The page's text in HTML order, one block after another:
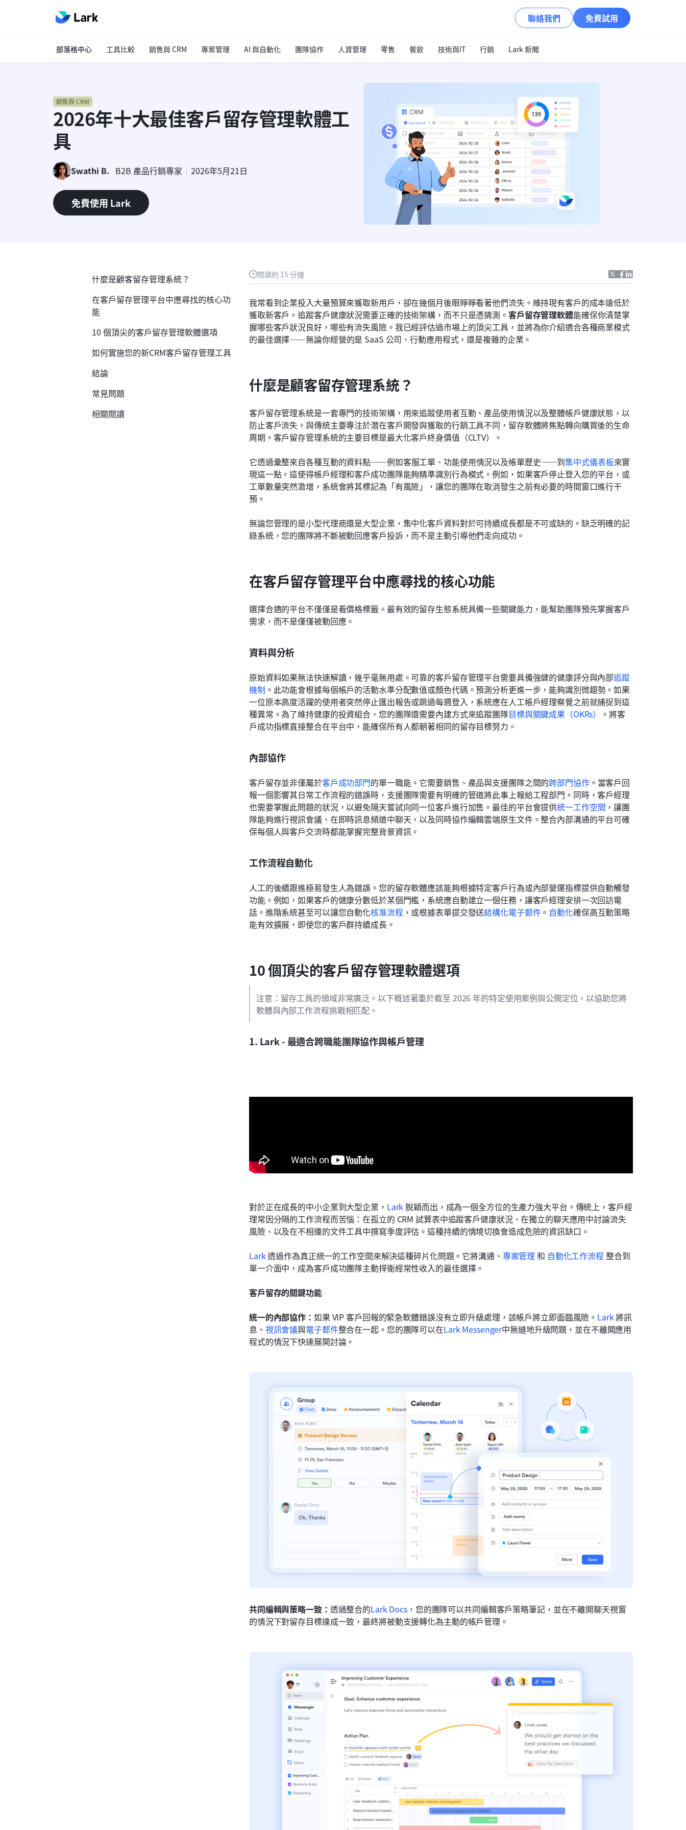
聯絡我們 免費試用
部落格中心 工具比較 銷售與 CRM 專案管理 AI 與自動化 團隊協作 人資管理 零售 餐飲 技術與IT 行銷 Lark 新聞
銷售與 CRM
2026年十大最佳客戶留存管理軟體工
具
Swathi B. B2B 產品行銷專家 2026年5月21日
免費使用 Lark
閱讀約 15 分鐘
我常看到企業投入大量預算來獲取新用戶，卻在幾個月後眼睜睜看著他們流失。維持現有客戶的成本遠低於
獲取新客戶。追蹤客戶健康狀況需要正確的技術架構，而不只是憑猜測。 客戶留存管理軟體能確保你清楚掌
握哪些客戶狀況良好，哪些有流失風險。我已經評估過市場上的頂尖工具，並將為你介紹適合各種商業模式
的最佳選擇——無論你經營的是 SaaS 公司、行動應用程式，還是複雜的企業。
什麼是顧客留存管理系統？
客戶留存管理系統是一套專門的技術架構，用來追蹤使用者互動、產品使用情況以及整體帳戶健康狀態，以
防止客戶流失。與傳統主要專注於潛在客戶開發與獲取的行銷工具不同，留存軟體將焦點轉向購買後的生命
周期。客戶留存管理系統的主要目標是最大化客戶終身價值（CLTV）。
它透過彙整來自各種互動的資料點——例如客服工單、功能使用情況以及帳單歷史——到集中式儀表板來實
現這一點。這使得帳戶經理和客戶成功團隊能夠精準識別行為模式。例如，如果客戶停止登入您的平台，或
工單數量突然激增，系統會將其標記為「有風險」，讓您的團隊在取消發生之前有必要的時間窗口進行干
預。
無論您管理的是小型代理商還是大型企業，集中化客戶資料對於可持續成長都是不可或缺的。缺乏明確的記
錄系統，您的團隊將不斷被動回應客戶投訴，而不是主動引導他們走向成功。
在客戶留存管理平台中應尋找的核心功能
選擇合適的平台不僅僅是看價格標籤。最有效的留存生態系統具備一些關鍵能力，能幫助團隊預先掌握客戶
需求，而不是僅僅被動回應。
資料與分析
原始資料如果無法快速解讀，幾乎毫無用處。可靠的客戶留存管理平台需要具備強健的健康評分與內部追蹤
機制 。此功能會根據每個帳戶的活動水準分配數值或顏色代碼。預測分析更進一步，能夠識別微趨勢。如果
一位原本高度活躍的使用者突然停止匯出報告或跳過每週登入，系統應在人工帳戶經理察覺之前就捕捉到這
種異常。為了維持健康的投資組合，您的團隊還需要內建方式來追蹤團隊目標與關鍵成果（OKRs）
。將客
戶成功指標直接整合在平台中，能確保所有人都朝著相同的留存目標努力。
內部協作
客戶留存並非僅屬於客戶成功部門的單一職能。它需要銷售、產品與支援團隊之間的跨部門協作。當客戶回
報一個影響其日常工作流程的錯誤時，支援團隊需要有明確的管道將此事上報給工程部門。同時，客戶經理
也需要掌握此問題的狀況，以避免隔天嘗試向同一位客戶進行加售。最佳的平台會提供統一工作空間 ，讓團
隊能夠進行視訊會議、在即時訊息頻道中聊天，以及同時協作編輯雲端原生文件。整合內部溝通的平台可確
保每個人與客戶交流時都能掌握完整背景資訊。
工作流程自動化
人工的後續跟進極易發生人為錯誤。您的留存軟體應該能夠根據特定客戶行為或內部營運指標提供自動觸發
功能。例如，如果客戶的健康分數低於某個門檻，系統應自動建立一個任務，讓客戶經理安排一次回訪電
話。進階系統甚至可以讓您自動化核准流程 ，或根據表單提交發送結構化電子郵件。 自動化確保高互動策略
能有效擴展，即使您的客戶群持續成長。
10 個頂尖的客戶留存管理軟體選項
注意：留存工具的領域非常廣泛。以下概述著重於截至 2026 年的特定使用案例與公開定位，以協助您將
軟體與內部工作流程挑戰相匹配。
1. Lark - 最適合跨職能團隊協作與帳戶管理
對於正在成長的中小企業到大型企業， Lark 脫穎而出，成為一個全方位的生產力強大平台。傳統上，客戶經
理常因分隔的工作流程而苦惱：在孤立的 CRM 試算表中追蹤客戶健康狀況、在獨立的聊天應用中討論流失
風險、以及在不相連的文件工具中撰寫季度評估。這種持續的情境切換會造成危險的資訊缺口。
Lark 透過作為真正統一的工作空間來解決這種碎片化問題。它將溝通、 專案管理 和 自動化工作流程 整合到
單一介面中，成為客戶成功團隊主動捍衛經常性收入的最佳選擇。
客戶留存的關鍵功能
統一的內部協作： 如果 VIP 客戶回報的緊急軟體錯誤沒有立即升級處理，該帳戶將立即面臨風險。 Lark 將訊
息、 視訊會議與電子郵件整合在一起。您的團隊可以在Lark Messenger中無縫地升級問題，並在不離開應用
程式的情況下快速展開討論。
共同編輯與策略一致： 透過整合的Lark Docs，您的團隊可以共同編輯客戶策略筆記，並在不離開聊天視窗
的情況下對留存目標達成一致，最終將被動支援轉化為主動的帳戶管理。
什麼是顧客留存管理系統？
在客戶留存管理平台中應尋找的核心功
能
10 個頂尖的客戶留存管理軟體選項
如何實施您的新CRM客戶留存管理工具
結論
常見問題
相關閱讀